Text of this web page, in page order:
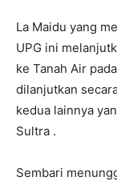
La Maidu yang
UPG ini
ke Tanah Air
dilanjutkan
kedua lainnya
Sultra .
Sembari